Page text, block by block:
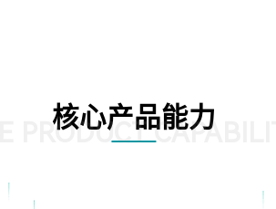
核心产品能力
PRODUCT